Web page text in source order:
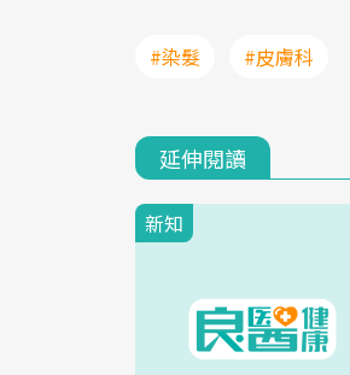
#染髮 #皮膚科
延伸閱讀
新知